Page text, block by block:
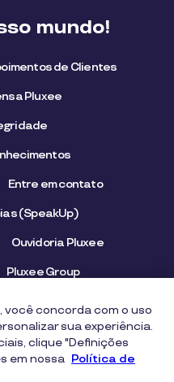
mundo!
de Clientes
Pluxee
Entre em contato
(SpeakUp)
Ouvidoria Pluxee
Pluxee Group
Termos de uso
você concorda com o uso
sua experiência.
clique "Definições
em nossa Política de